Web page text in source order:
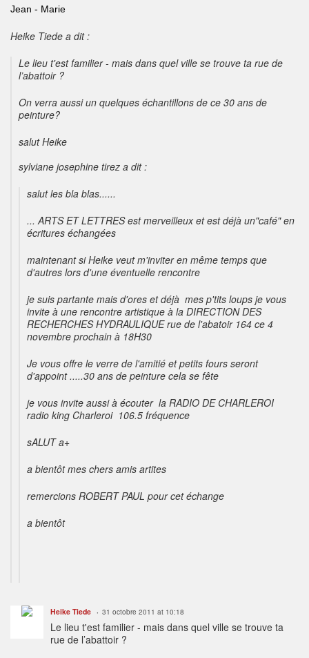
Jean - Marie
Heike Tiede a dit :
Le lieu t'est familier - mais dans quel ville se trouve ta rue de
l’abattoir ?
On verra aussi un quelques échantillons de ce 30 ans de
peinture?
salut Heike
sylviane josephine tirez a dit :
salut les bla blas......
... ARTS ET LETTRES est merveilleux et est déjà un"café" en
écritures échangées
maintenant si Heike veut m'inviter en même temps que
d'autres lors d'une éventuelle rencontre
je suis partante mais d'ores et déjà mes p'tits loups je vous
invite à une rencontre artistique à la DIRECTION DES
RECHERCHES HYDRAULIQUE rue de l'abatoir 164 ce 4
novembre prochain à 18H30
Je vous offre le verre de l'amitié et petits fours seront
d'appoint .....30 ans de peinture cela se fête
je vous invite aussi à écouter la RADIO DE CHARLEROI
radio king Charleroi 106.5 fréquence
sALUT a+
a bientôt mes chers amis artites
remercions ROBERT PAUL pour cet échange
a bientôt
Heike Tiede 31 octobre 2011 at 10:18
Le lieu t'est familier - mais dans quel ville se trouve ta
rue de l’abattoir ?